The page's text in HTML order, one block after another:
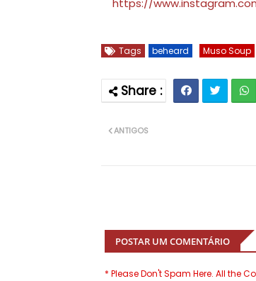
https://
Tags beheard Muso Soup
ANTIGOS
POSTAR UM COMENTÁRIO
* Please Don't Spam Here. All the